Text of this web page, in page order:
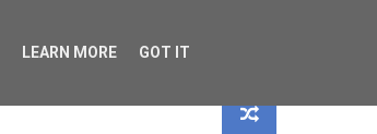
LEARN MORE GOT IT